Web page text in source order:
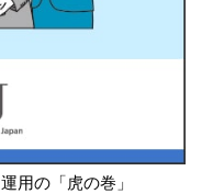
用の「虎の巻」